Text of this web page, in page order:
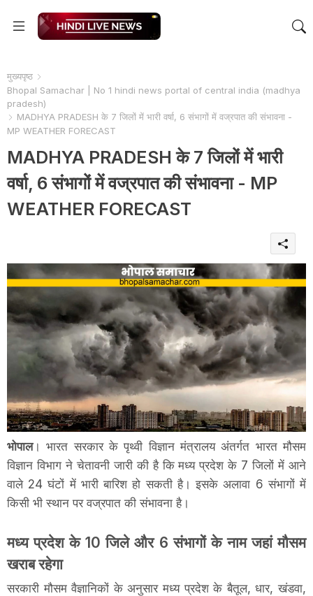
मुख्यपृष्ठ
Bhopal Samachar | No 1 hindi news portal of central india (madhya
pradesh)
MADHYA PRADESH के 7 जिलों में भारी वर्षा, 6 संभागों में वज्रपात की संभावना -
MP WEATHER FORECAST
MADHYA PRADESH के 7 जिलों में भारी
वर्षा, 6 संभागों में वज्रपात की संभावना - MP
WEATHER FORECAST
भोपाल। भारत सरकार के पृथ्वी विज्ञान मंत्रालय अंतर्गत भारत मौसम
विज्ञान विभाग ने चेतावनी जारी की है कि मध्य प्रदेश के 7 जिलों में आने
वाले 24 घंटों में भारी बारिश हो सकती है। इसके अलावा 6 संभागों में
किसी भी स्थान पर वज्रपात की संभावना है।
मध्य प्रदेश के 10 जिले और 6 संभागों के नाम जहां मौसम
खराब रहेगा
सरकारी मौसम वैज्ञानिकों के अनुसार मध्य प्रदेश के बैतूल, धार, खंडवा,